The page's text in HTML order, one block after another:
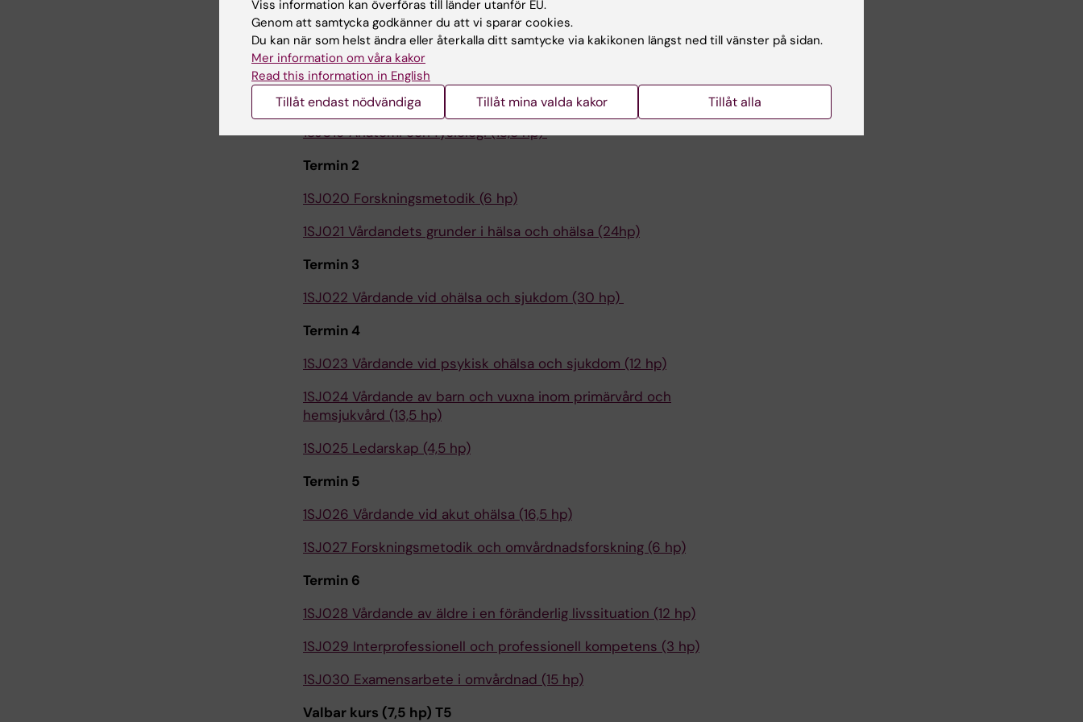
Termin 1
SJ010 Sjuksköterskans profession och omvårdnad som vetenskap
(16,5 hp)
1SJ019 Anatomi och fysiologi (13,5 hp)
Termin 2
1SJ020 Forskningsmetodik (6 hp)
1SJ021 Vårdandets grunder i hälsa och ohälsa (24hp)
Termin 3
1SJ022 Vårdande vid ohälsa och sjukdom (30 hp)
Termin 4
1SJ023 Vårdande vid psykisk ohälsa och sjukdom (12 hp)
1SJ024 Vårdande av barn och vuxna inom primärvård och
hemsjukvård (13,5 hp)
1SJ025 Ledarskap (4,5 hp)
Termin 5
1SJ026 Vårdande vid akut ohälsa (16,5 hp)
1SJ027 Forskningsmetodik och omvårdnadsforskning (6 hp)
Termin 6
1SJ028 Vårdande av äldre i en föränderlig livssituation (12 hp)
1SJ029 Interprofessionell och professionell kompetens (3 hp)
1SJ030 Examensarbete i omvårdnad (15 hp)
Valbar kurs (7,5 hp) T5
Viss information kan överföras till länder utanför EU.
Genom att samtycka godkänner du att vi sparar cookies.
Du kan när som helst ändra eller återkalla ditt samtycke via kakikonen längst ned till vänster på sidan.
Mer information om våra kakor
Read this information in English
Tillåt endast nödvändiga Tillåt mina valda kakor Tillåt alla